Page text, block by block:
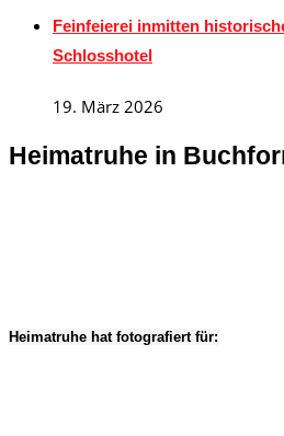
Feinfeierei inmitten
Schlosshotel
19. März 2026
Heimatruhe in
Heimatruhe hat fotografiert für: